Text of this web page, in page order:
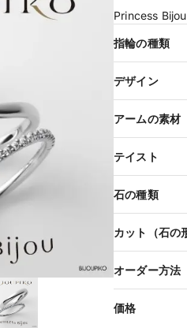
Princess
指輪の種類
デザイン
アームの素材
テイスト
石の種類
カット（石の
オーダー方法
価格